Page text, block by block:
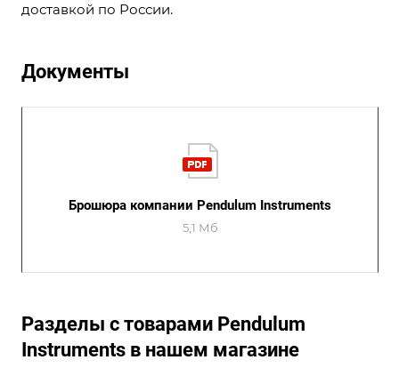
доставкой по России.
Документы
Брошюра компании Pendulum Instruments
5,1 Мб
Разделы с товарами Pendulum
Instruments в нашем магазине